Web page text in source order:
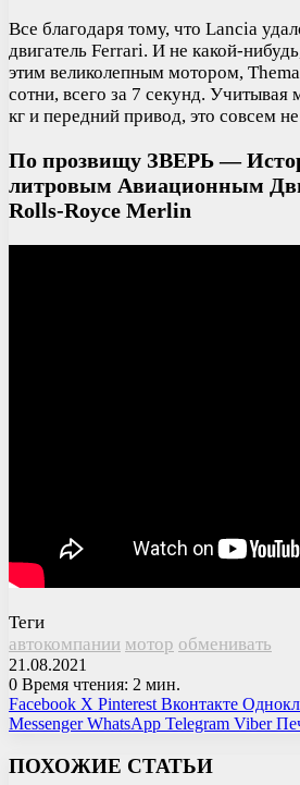
Все благодаря тому, что Lancia
двигатель Ferrari. И не какой-
этим великолепным мотором,
сотни, всего за 7 секунд.
кг и передний привод, это совсем
По прозвищу ЗВЕРЬ —
литровым Авиационным
Rolls-Royce Merlin
Теги
автокомпании мотор обменивать
21.08.2021
0 Время чтения: 2 мин.
Facebook X Pinterest Вконтакте
Messenger WhatsApp Telegram Viber
ПОХОЖИЕ СТАТЬИ